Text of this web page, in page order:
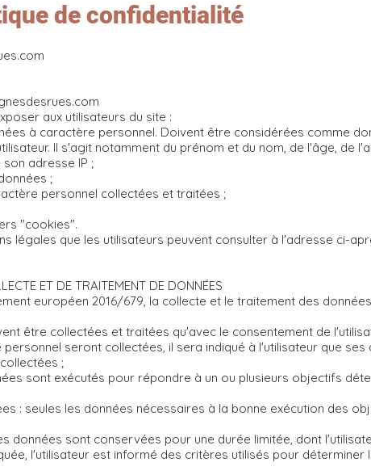
de confidentialité
aux utilisateurs du site :
à caractère personnel. Doivent être considérées comme
Il s'agit notamment du prénom et du nom, de l'âge, de
adresse IP ;
;
personnel collectées et traitées ;
"cookies".
légales que les utilisateurs peuvent consulter à l'adresse ci-
ET DE TRAITEMENT DE DONNÉES
européen 2016/679, la collecte et le traitement des
être collectées et traitées qu'avec le consentement de
seront collectées, il sera indiqué à l'utilisateur que ses
;
sont exécutés pour répondre à un ou plusieurs objectifs
: seules les données nécessaires à la bonne exécution des
données sont conservées pour une durée limitée, dont
l'utilisateur est informé des critères utilisés pour déterminer